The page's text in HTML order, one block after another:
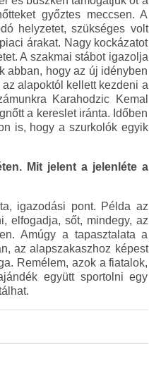
győztes meccsen. A
helyzetet, szükséges volt
árakat. Nagy kockázatot
A szakmai stábot igazolja
abban, hogy az új idényben
alapoktól kellett kezdeni a
Karahodzic Kemal
a kereslet iránta. Időben
is, hogy a szurkolók egyik
Mit jelent a jelenléte a
igazodási pont. Példa az
elfogadja, sőt, mindegy, az
Amúgy a tapasztalata a
az alapszakaszhoz képest
Remélem, azok a fiatalok,
együtt sportolni egy